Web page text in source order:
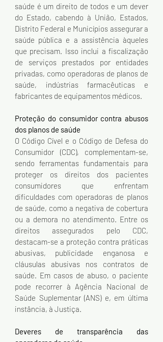
saúde é um direito de todos e um dever
do Estado, cabendo à União, Estados,
Distrito Federal e Municípios assegurar a
saúde pública e a assistência àqueles
que precisam. Isso inclui a fiscalização
de serviços prestados por entidades
privadas, como operadoras de planos de
saúde, indústrias farmacêuticas e
fabricantes de equipamentos médicos.
Proteção do consumidor contra abusos
dos planos de saúde
O Código Cível e o Código de Defesa do
Consumidor (CDC), complementam-se,
sendo ferramentas fundamentais para
proteger os direitos dos pacientes
consumidores que enfrentam
dificuldades com operadoras de planos
de saúde, como a negativa de cobertura
ou a demora no atendimento. Entre os
direitos assegurados pelo CDC,
destacam-se a proteção contra práticas
abusivas, publicidade enganosa e
cláusulas abusivas nos contratos de
saúde. Em casos de abuso, o paciente
pode recorrer à Agência Nacional de
Saúde Suplementar (ANS) e, em última
instância, à Justiça.
Deveres de transparência das